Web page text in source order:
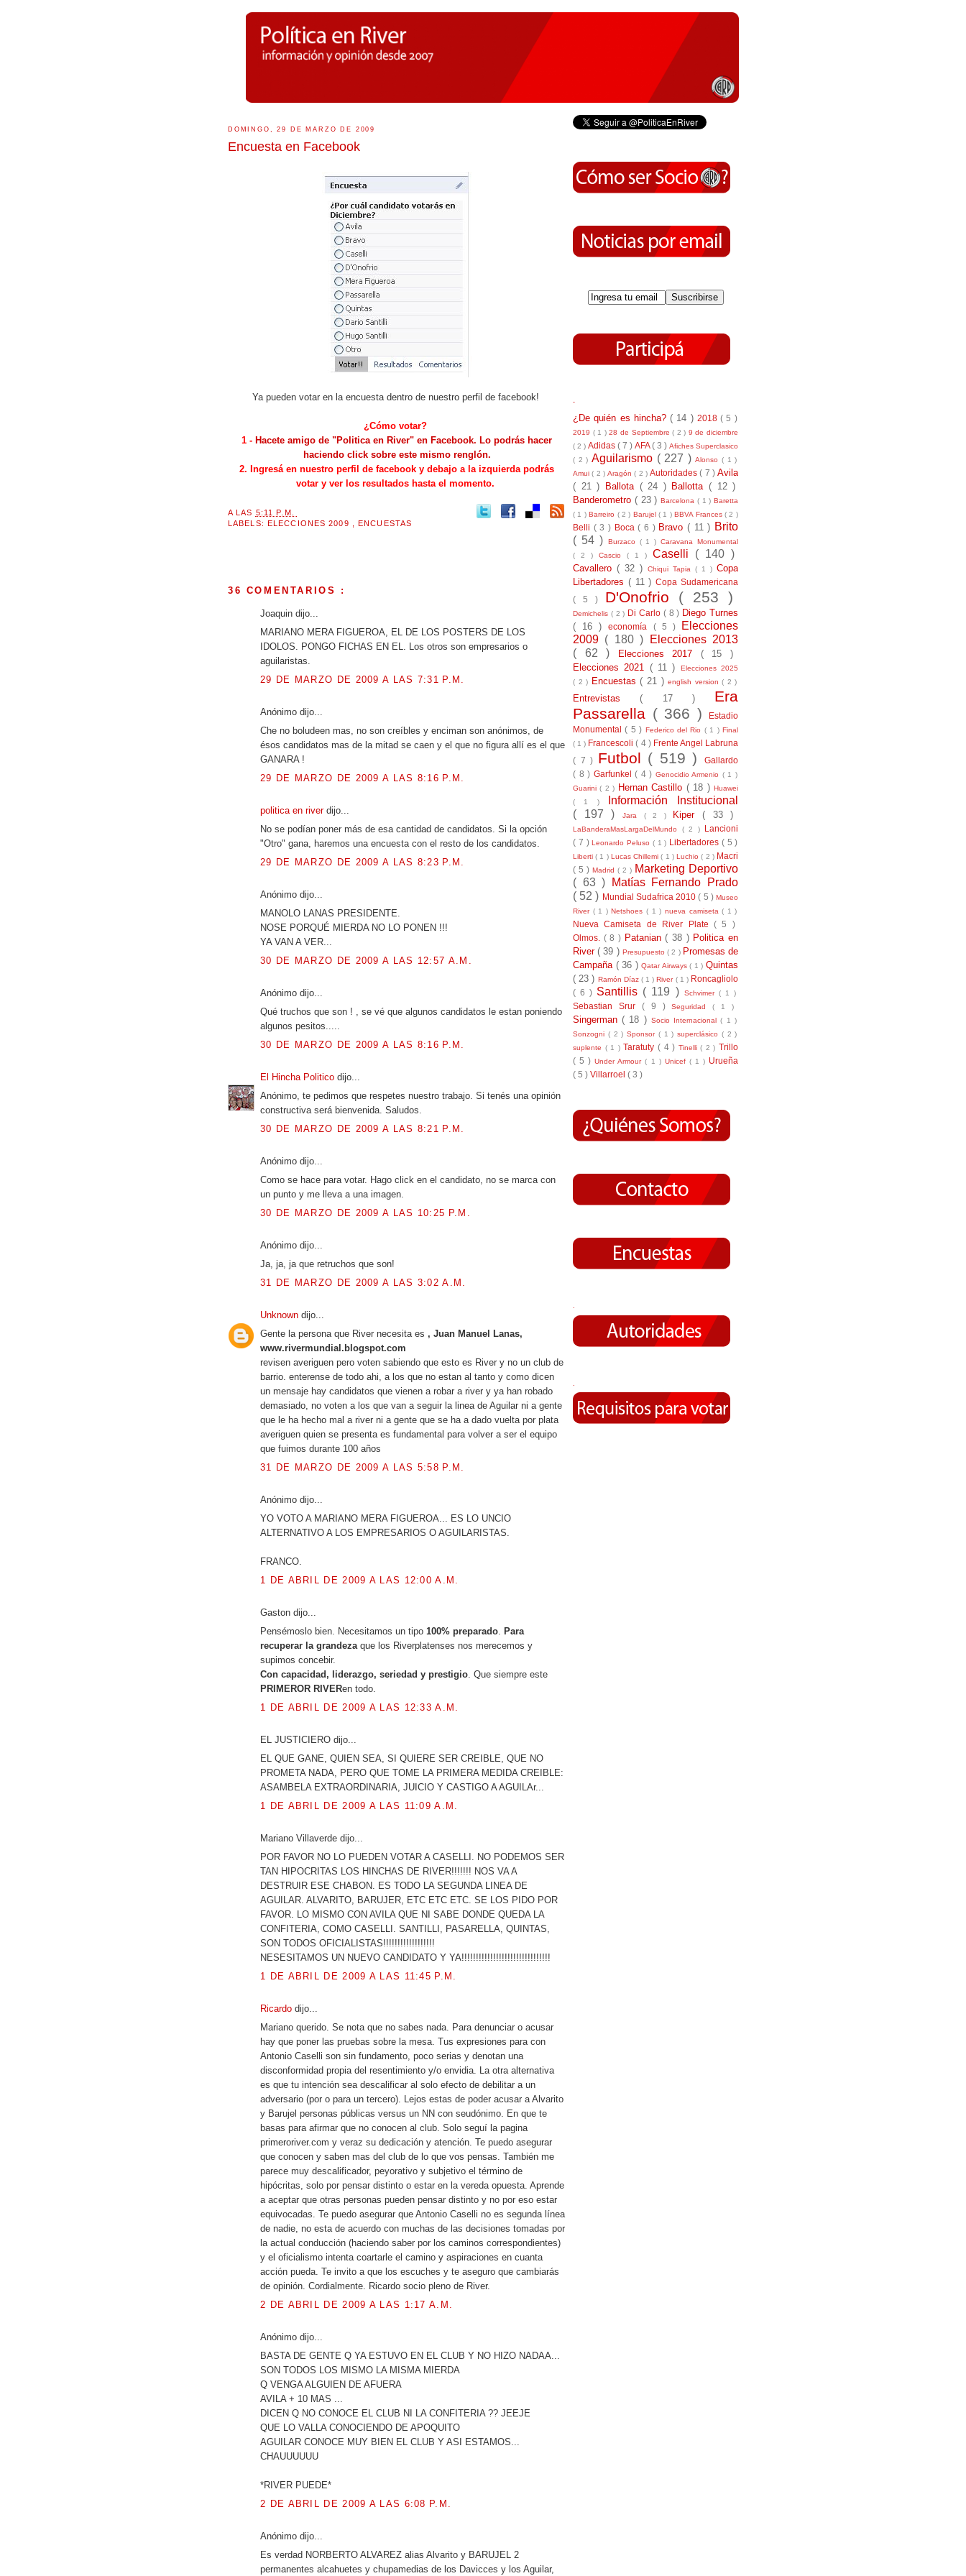
DOMINGO, 29 DE MARZO DE 2009
Encuesta en Facebook
Ya pueden votar en la encuesta dentro de nuestro perfil de facebook!
¿Cómo votar?
1 - Hacete amigo de "Politica en River" en Facebook. Lo podrás hacer
haciendo click sobre este mismo renglón.
2. Ingresá en nuestro perfil de facebook y debajo a la izquierda podrás
votar y ver los resultados hasta el momento.
A LAS 5:11 P.M.
LABELS: ELECCIONES 2009 ,ENCUESTAS
36 COMENTARIOS :
Joaquin dijo...
MARIANO MERA FIGUEROA, EL DE LOS POSTERS DE LOS
IDOLOS. PONGO FICHAS EN EL. Los otros son empresarios o
aguilaristas.
29 DE MARZO DE 2009 A LAS 7:31 P.M.
Anónimo dijo...
Che no boludeen mas, no son creíbles y enciman son anónimos, de
ésos candidatos mas de la mitad se caen y el que no figura allí es el que
GANARA !
29 DE MARZO DE 2009 A LAS 8:16 P.M.
politica en river dijo...
No se podían poner más de esa cantidad de candidatos. Si la opción
"Otro" gana, haremos una encuesta con el resto de los candidatos.
29 DE MARZO DE 2009 A LAS 8:23 P.M.
Anónimo dijo...
MANOLO LANAS PRESIDENTE.
NOSE PORQUÉ MIERDA NO LO PONEN !!!
YA VAN A VER...
30 DE MARZO DE 2009 A LAS 12:57 A.M.
Anónimo dijo...
Qué truchos que son ! , se vé que algunos candidatos le estan poniendo
algunos pesitos.....
30 DE MARZO DE 2009 A LAS 8:16 P.M.
El Hincha Politico dijo...
Anónimo, te pedimos que respetes nuestro trabajo. Si tenés una opinión
constructiva será bienvenida. Saludos.
30 DE MARZO DE 2009 A LAS 8:21 P.M.
Anónimo dijo...
Como se hace para votar. Hago click en el candidato, no se marca con
un punto y me lleva a una imagen.
30 DE MARZO DE 2009 A LAS 10:25 P.M.
Anónimo dijo...
Ja, ja, ja que retruchos que son!
31 DE MARZO DE 2009 A LAS 3:02 A.M.
Unknown dijo...
Gente la persona que River necesita es , Juan Manuel Lanas,
www.rivermundial.blogspot.com
revisen averiguen pero voten sabiendo que esto es River y no un club de
barrio. enterense de todo ahi, a los que no estan al tanto y como dicen
un mensaje hay candidatos que vienen a robar a river y ya han robado
demasiado, no voten a los que van a seguir la linea de Aguilar ni a gente
que le ha hecho mal a river ni a gente que se ha a dado vuelta por plata
averiguen quien se presenta es fundamental para volver a ser el equipo
que fuimos durante 100 años
31 DE MARZO DE 2009 A LAS 5:58 P.M.
Anónimo dijo...
YO VOTO A MARIANO MERA FIGUEROA... ES LO UNCIO
ALTERNATIVO A LOS EMPRESARIOS O AGUILARISTAS.
FRANCO.
1 DE ABRIL DE 2009 A LAS 12:00 A.M.
Gaston dijo...
Pensémoslo bien. Necesitamos un tipo 100% preparado. Para
recuperar la grandezaque los Riverplatenses nos merecemos y
supimos concebir.
Con capacidad, liderazgo, seriedad y prestigio. Que siempre este
PRIMEROR RIVERen todo.
1 DE ABRIL DE 2009 A LAS 12:33 A.M.
EL JUSTICIERO dijo...
EL QUE GANE, QUIEN SEA, SI QUIERE SER CREIBLE, QUE NO
PROMETA NADA, PERO QUE TOME LA PRIMERA MEDIDA CREIBLE:
ASAMBELA EXTRAORDINARIA, JUICIO Y CASTIGO A AGUILAr...
1 DE ABRIL DE 2009 A LAS 11:09 A.M.
Mariano Villaverde dijo...
POR FAVOR NO LO PUEDEN VOTAR A CASELLI. NO PODEMOS SER
TAN HIPOCRITAS LOS HINCHAS DE RIVER!!!!!!! NOS VA A
DESTRUIR ESE CHABON. ES TODO LA SEGUNDA LINEA DE
AGUILAR. ALVARITO, BARUJER, ETC ETC ETC. SE LOS PIDO POR
FAVOR. LO MISMO CON AVILA QUE NI SABE DONDE QUEDA LA
CONFITERIA, COMO CASELLI. SANTILLI, PASARELLA, QUINTAS,
SON TODOS OFICIALISTAS!!!!!!!!!!!!!!!!!!
NESESITAMOS UN NUEVO CANDIDATO Y YA!!!!!!!!!!!!!!!!!!!!!!!!!!!!!!!
1 DE ABRIL DE 2009 A LAS 11:45 P.M.
Ricardo dijo...
Mariano querido. Se nota que no sabes nada. Para denunciar o acusar
hay que poner las pruebas sobre la mesa. Tus expresiones para con
Antonio Caselli son sin fundamento, poco serias y denotan una
disconformidad propia del resentimiento y/o envidia. La otra alternativa
es que tu intención sea descalificar al solo efecto de debilitar a un
adversario (por o para un tercero). Lejos estas de poder acusar a Alvarito
y Barujel personas públicas versus un NN con seudónimo. En que te
basas para afirmar que no conocen al club. Solo seguí la pagina
primeroriver.com y veraz su dedicación y atención. Te puedo asegurar
que conocen y saben mas del club de lo que vos pensas. También me
parece muy descalificador, peyorativo y subjetivo el término de
hipócritas, solo por pensar distinto o estar en la vereda opuesta. Aprende
a aceptar que otras personas pueden pensar distinto y no por eso estar
equivocadas. Te puedo asegurar que Antonio Caselli no es segunda línea
de nadie, no esta de acuerdo con muchas de las decisiones tomadas por
la actual conducción (haciendo saber por los caminos correspondientes)
y el oficialismo intenta coartarle el camino y aspiraciones en cuanta
acción pueda. Te invito a que los escuches y te aseguro que cambiarás
de opinión. Cordialmente. Ricardo socio pleno de River.
2 DE ABRIL DE 2009 A LAS 1:17 A.M.
Anónimo dijo...
BASTA DE GENTE Q YA ESTUVO EN EL CLUB Y NO HIZO NADAA...
SON TODOS LOS MISMO LA MISMA MIERDA
Q VENGA ALGUIEN DE AFUERA
AVILA + 10 MAS ...
DICEN Q NO CONOCE EL CLUB NI LA CONFITERIA ?? JEEJE
QUE LO VALLA CONOCIENDO DE APOQUITO
AGUILAR CONOCE MUY BIEN EL CLUB Y ASI ESTAMOS...
CHAUUUUUU
*RIVER PUEDE*
2 DE ABRIL DE 2009 A LAS 6:08 P.M.
Anónimo dijo...
Es verdad NORBERTO ALVAREZ alias Alvarito y BARUJEL 2
permanentes alcahuetes y chupamedias de los Davicces y los Aguilar,
-
¿De quién es hincha?( 14 ) 2018( 5 )
2019 ( 1 )28 de Septiembre( 2 ) 9 de diciembre
( 2 ) Adidas ( 7 ) AFA( 3 ) Afiches Superclasico
( 2 ) Aguilarismo ( 227 )Alonso( 1 )
Amui( 2 ) Aragón( 2 ) Autoridades( 7 ) Avila
( 21 )
Ballota ( 24 ) Ballotta( 12 )
Banderometro ( 23 ) Barcelona ( 1 ) Baretta
( 1 )Barreiro ( 2 ) Barujel ( 1 )BBVA Frances ( 2 )
Belli ( 3 ) Boca( 6 ) Bravo( 11 ) Brito
( 54 )
Burzaco ( 1 )Caravana Monumental
( 2 ) Cascio ( 1 ) Caselli ( 140 )
Cavallero ( 32 ) Chiqui Tapia ( 1 ) Copa
Libertadores ( 11 )Copa Sudamericana
( 5 ) D'Onofrio ( 253 )
Demichelis ( 2 ) Di Carlo ( 8 ) Diego Turnes
( 16 )economía ( 5 )
Elecciones
2009 ( 180 )
Elecciones 2013
( 62 )
Elecciones 2017 ( 15 )
Elecciones 2021 ( 11 )
Elecciones 2025
( 2 )
Encuestas( 21 )english version( 2 )
Entrevistas( 17 ) Era
Passarella ( 366 )
Estadio
Monumental( 5 ) Federico del Rio ( 1 )Final
( 1 ) Francescoli( 4 ) Frente Angel Labruna
( 7 ) Futbol ( 519 )Gallardo
( 8 ) Garfunkel ( 4 ) Genocidio Armenio ( 1 )
Guarini( 2 ) Hernan Castillo ( 18 )Huawei
( 1 )
Información Institucional
( 197 )
Jara ( 2 ) Kiper( 33 )
LaBanderaMasLargaDelMundo ( 2 ) Lancioni
( 7 )Leonardo Peluso ( 1 ) Libertadores ( 5 )
Liberti( 1 ) Lucas Chillemi( 1 )Luchio( 2 ) Macri
( 5 ) Madrid ( 2 ) Marketing Deportivo
( 63 )
Matías Fernando Prado
( 52 ) Mundial Sudafrica 2010( 5 )Museo
River ( 1 )Netshoes( 1 ) nueva camiseta( 1 )
Nueva Camiseta de River Plate ( 5 )
Olmos. ( 8 ) Patanian( 38 ) Politica en
River( 39 ) Presupuesto( 2 ) Promesas de
Campaña ( 36 )Qatar Airways( 1 )Quintas
( 23 ) Ramón Díaz ( 1 )River ( 1 ) Roncagliolo
( 6 ) Santillis ( 119 ) Schvimer ( 1 )
Sebastian Srur ( 9 )Seguridad( 1 )
Singerman( 18 ) Socio Internacional( 1 )
Sonzogni ( 2 ) Sponsor ( 1 ) superclásico ( 2 )
suplente ( 1 ) Taratuty ( 4 ) Tinelli( 2 ) Trillo
( 5 )Under Armour( 1 ) Unicef ( 1 ) Urueña
( 5 ) Villarroel ( 3 )